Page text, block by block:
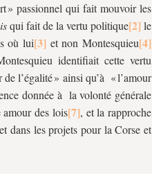
» passionnel qui fait mouvoir les
qui fait de la vertu politique
le
où lui
et non Montesquieu
identifiait cette vertu
l’égalité » ainsi qu’à « l’amour
donnée à la volonté générale
des lois
, et la rapproche
dans les projets pour la Corse et